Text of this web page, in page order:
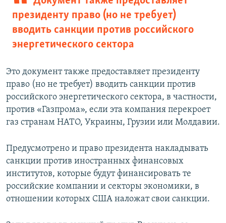
президенту право (но не требует)
вводить санкции против российского
энергетического сектора
Это документ также предоставляет президенту
право (но не требует) вводить санкции против
российского энергетического сектора, в частности,
против «Газпрома», если эта компания перекроет
газ странам НАТО, Украины, Грузии или Молдавии.
Предусмотрено и право президента накладывать
санкции против иностранных финансовых
институтов, которые будут финансировать те
российские компании и секторы экономики, в
отношении которых США наложат свои санкции.